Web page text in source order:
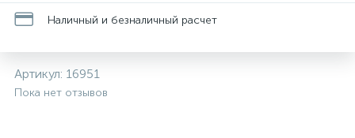
Наличный и безналичный расчет
Артикул: 16951
Пока нет отзывов